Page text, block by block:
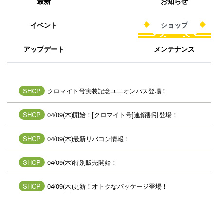
イベント ショップ
アップデート メンテナンス
SHOP クロマイト号実装記念ユニオンパス登場！
SHOP 04/09(木)開始！[クロマイト号]連鎖割引登場！
SHOP 04/09(木)最新リバコン情報！
SHOP 04/09(木)特別販売開始！
SHOP 04/09(木)更新！オトクなパッケージ登場！